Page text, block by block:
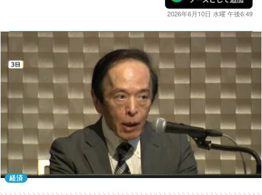
2026年6月10日 水曜 午後6:49
経済